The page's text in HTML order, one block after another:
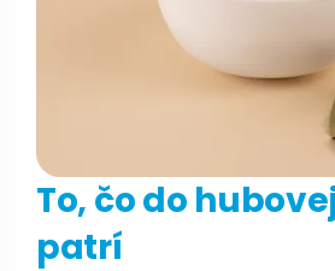
To, čo do
patrí